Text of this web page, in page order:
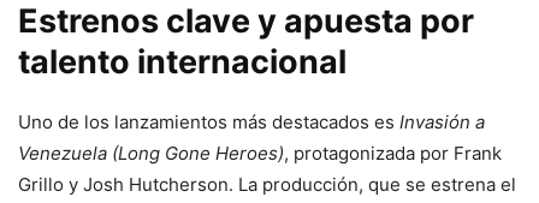
Estrenos clave y apuesta por
talento internacional
Uno de los lanzamientos más destacados es Invasión a
Venezuela (Long Gone Heroes), protagonizada por Frank
Grillo y Josh Hutcherson. La producción, que se estrena el